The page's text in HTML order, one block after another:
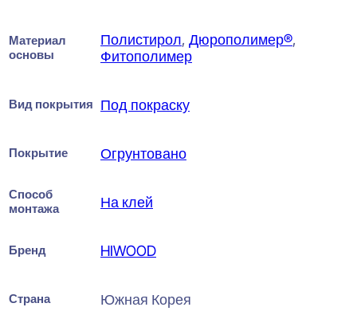
Материал
основы
Полистирол, Дюрополимер®,
Фитополимер
Вид покрытия Под покраску
Покрытие Огрунтовано
Способ
монтажа
На клей
Бренд HIWOOD
Страна Южная Корея